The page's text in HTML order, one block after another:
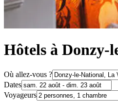
Hôtels à Donzy-
Où allez-vous ?
Dates
Voyageurs